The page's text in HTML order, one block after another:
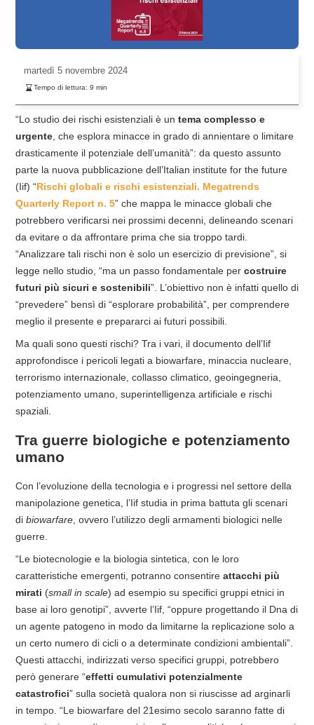
martedì 5 novembre 2024
Tempo di lettura:9 min
“Lo studio dei rischi esistenziali è un tema complesso e
urgente, che esplora minacce in grado di annientare o limitare
drasticamente il potenziale dell’umanità”: da questo assunto
parte la nuova pubblicazione dell’Italian institute for the future
(Iif) “Rischi globali e rischi esistenziali. Megatrends
Quarterly Report n. 5” che mappa le minacce globali che
potrebbero verificarsi nei prossimi decenni, delineando scenari
da evitare o da affrontare prima che sia troppo tardi.
“Analizzare tali rischi non è solo un esercizio di previsione”, si
legge nello studio, “ma un passo fondamentale per costruire
futuri più sicuri e sostenibili”. L’obiettivo non è infatti quello di
“prevedere” bensì di “esplorare probabilità”, per comprendere
meglio il presente e prepararci ai futuri possibili.
Ma quali sono questi rischi? Tra i vari, il documento dell’Iif
approfondisce i pericoli legati a biowarfare, minaccia nucleare,
terrorismo internazionale, collasso climatico, geoingegneria,
potenziamento umano, superintelligenza artificiale e rischi
spaziali.
Tra guerre biologiche e potenziamento
umano
Con l’evoluzione della tecnologia e i progressi nel settore della
manipolazione genetica, l’Iif studia in prima battuta gli scenari
di biowarfare , ovvero l’utilizzo degli armamenti biologici nelle
guerre.
“Le biotecnologie e la biologia sintetica, con le loro
caratteristiche emergenti, potranno consentire attacchi più
mirati (small in scale) ad esempio su specifici gruppi etnici in
base ai loro genotipi”, avverte l’Iif, “oppure progettando il Dna di
un agente patogeno in modo da limitarne la replicazione solo a
un certo numero di cicli o a determinate condizioni ambientali”.
Questi attacchi, indirizzati verso specifici gruppi, potrebbero
però generare “effetti cumulativi potenzialmente
catastrofici” sulla società qualora non si riuscisse ad arginarli
in tempo. “Le biowarfare del 21esimo secolo saranno fatte di